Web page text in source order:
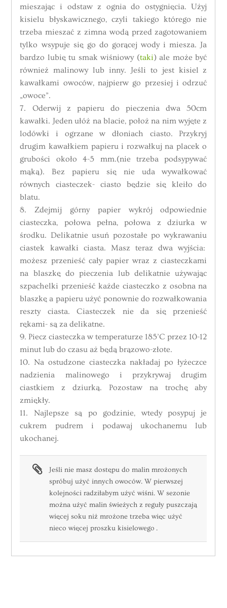
mieszając i odstaw z ognia do ostygnięcia. Użyj
kisielu błyskawicznego, czyli takiego którego nie
trzeba mieszać z zimna wodą przed zagotowaniem
tylko wsypuje się go do gorącej wody i miesza. Ja
bardzo lubię tu smak wiśniowy (taki) ale może być
również malinowy lub inny. Jeśli to jest kisiel z
kawałkami owoców, najpierw go przesiej i odrzuć
„owoce”.
7. Oderwij z papieru do pieczenia dwa 50cm
kawałki. Jeden ułóż na blacie, położ na nim wyjęte z
lodówki i ogrzane w dłoniach ciasto. Przykryj
drugim kawałkiem papieru i rozwałkuj na placek o
grubości około 4-5 mm.(nie trzeba podsypywać
mąką). Bez papieru się nie uda wywałkować
równych ciasteczek- ciasto będzie się kleiło do
blatu.
8. Zdejmij górny papier wykrój odpowiednie
ciasteczka, połowa pełna, połowa z dziurka w
środku. Delikatnie usuń pozostałe po wykrawaniu
ciastek kawałki ciasta. Masz teraz dwa wyjścia:
możesz przenieść cały papier wraz z ciasteczkami
na blaszkę do pieczenia lub delikatnie używając
szpachelki przenieść każde ciasteczko z osobna na
blaszkę a papieru użyć ponownie do rozwałkowania
reszty ciasta. Ciasteczek nie da się przenieść
rękami- są za delikatne.
9. Piecz ciasteczka w temperaturze 185’C przez 10-12
minut lub do czasu aż będą brązowo-złote.
10. Na ostudzone ciasteczka nakładaj po łyżeczce
nadzienia malinowego i przykrywaj drugim
ciastkiem z dziurką. Pozostaw na trochę aby
zmiękły.
11. Najlepsze są po godzinie, wtedy posypuj je
cukrem pudrem i podawaj ukochanemu lub
ukochanej.
Jeśli nie masz dostępu do malin mrożonych
spróbuj użyć innych owoców. W pierwszej
kolejności radziłabym użyć wiśni. W sezonie
można użyć malin świeżych z reguły puszczają
więcej soku niż mrożone trzeba więc użyć
nieco więcej proszku kisielowego .